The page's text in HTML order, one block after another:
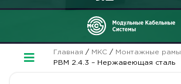
Главная / МКС/ Монтажные рамы
РВМ 2.4.3 – Нержавеющая сталь